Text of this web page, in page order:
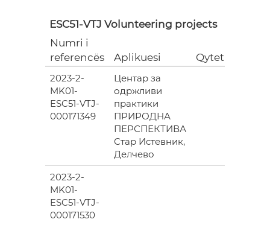
ESC51-VTJ Volunteering projects
Numri i
referencës
Aplikuesi Qyteti
2023-2-
MK01-
ESC51-VTJ-
000171349
Центар за
одржливи
практики
ПРИРОДНА
ПЕРСПЕКТИВА
Стар Истевник,
Делчево
2023-2-
MK01-
ESC51-VTJ-
000171530